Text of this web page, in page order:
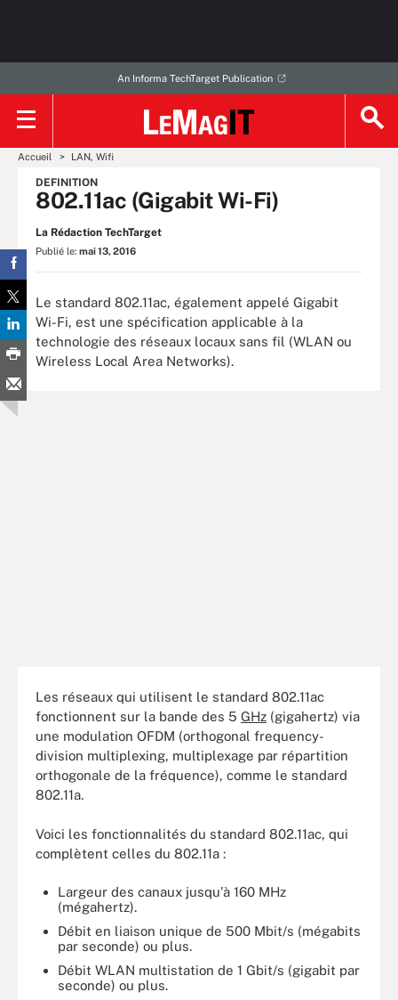
An Informa TechTarget Publication
Accueil LAN, Wifi
DEFINITION
802.11ac (Gigabit Wi-Fi)
La Rédaction TechTarget
Publié le: mai 13, 2016
Le standard 802.11ac, également appelé Gigabit
Wi-Fi, est une spécification applicable à la
technologie des réseaux locaux sans fil (WLAN ou
Wireless Local Area Networks).
Les réseaux qui utilisent le standard 802.11ac
fonctionnent sur la bande des 5 GHz (gigahertz) via
une modulation OFDM (orthogonal frequency-
division multiplexing, multiplexage par répartition
orthogonale de la fréquence), comme le standard
802.11a.
Voici les fonctionnalités du standard 802.11ac, qui
complètent celles du 802.11a :
Largeur des canaux jusqu'à 160 MHz
(mégahertz).
Débit en liaison unique de 500 Mbit/s (mégabits
par seconde) ou plus.
Débit WLAN multistation de 1 Gbit/s (gigabit par
seconde) ou plus.